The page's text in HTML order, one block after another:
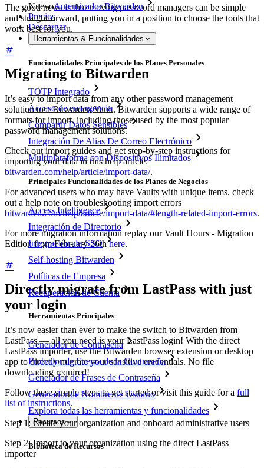
NuevoAutenticador Bitwarden
Precios
Descargar
Herramientas & Funcionalidades
Funcionalidades Principales de los Planes Personales
TOTP Integrado
Acceso de emergencia
Compartir Datos Sensibles
Integración De Alias De Correo Electrónico
Multiplataforma con Dispositivos Ilimitados
Principales Funcionalidades de los Planes de Negocios
Access Intelligence
Integración de Directorio
Integración-de-SSO
Self-hosting Bitwarden
Políticas de Empresa
Recuperación de Cuenta
Herramientas Principales
Generador de Contraseña
Probador de Fuerza de la Contraseña
Generador de Frases de Contraseña
Generador de Nombre de Usuario
Explora todas las herramientas y funcionalidades
Recursos
Biblioteca de Recursos
The good news is that moving password managers can be simple
and straightforward, putting you in a position to choose the tools that
work best for you.
Migrating to Bitwarden
It’s easy to import data from any other password management
solution to a Bitwarden Vault. Bitwarden supports a wide range of
formats for import, including those used by the most popular
password management solutions.
Check out import guides and get step-by-step instructions for
importing your data in this help article:
bitwarden.com/help/article/import-data/.
For advanced users who may have Vaults with unique items, check
out a help note on troubleshooting import errors
bitwarden.com/help/article/import-data/#length-related-import-errors.
For more migration information replay our Vault Hours - Migration
Edition from February 26thhere.
Directly migrate from LastPass with just
your login
It’s now easier than ever to make the switch to Bitwarden from
LastPass — all you need is your LastPass login! With the direct
LastPass importer, use the Bitwarden browser extension or desktop
app to directly migrate your sensitive credentials. No file
downloading required!
Follow these simple steps to get started or visit this guide for a full
list of instructions.
Step 1: Create your organization and onboard administrative users
Step 2: Import to your organization using the direct LastPass
importer